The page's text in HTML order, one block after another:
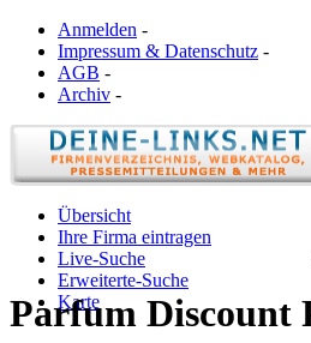
Anmelden -
Impressum & Datenschutz -
AGB -
Archiv -
Übersicht
Ihre Firma eintragen
Live-Suche
Erweiterte-Suche
Karte
Parfum Discount